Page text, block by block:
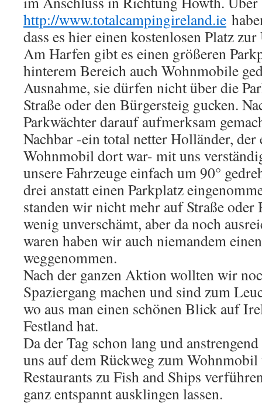
http://www.totalcampingireland.ie
dass es hier einen kostenlosen Platz
Am Harfen gibt es einen größeren
hinterem Bereich auch Wohnmobile
Ausnahme, sie dürfen nicht über die
Straße oder den Bürgersteig gucken.
Parkwächter darauf aufmerksam
Nachbar -ein total netter Holländer,
Wohnmobil dort war- mit uns
unsere Fahrzeuge einfach um 90°
drei anstatt einen Parkplatz
standen wir nicht mehr auf Straße
wenig unverschämt, aber da noch
waren haben wir auch niemandem
weggenommen.
Nach der ganzen Aktion wollten wir
Spaziergang machen und sind zum
wo aus man einen schönen Blick auf
Festland hat.
Da der Tag schon lang und
uns auf dem Rückweg zum
Restaurants zu Fish and Ships
ganz entspannt ausklingen lassen.